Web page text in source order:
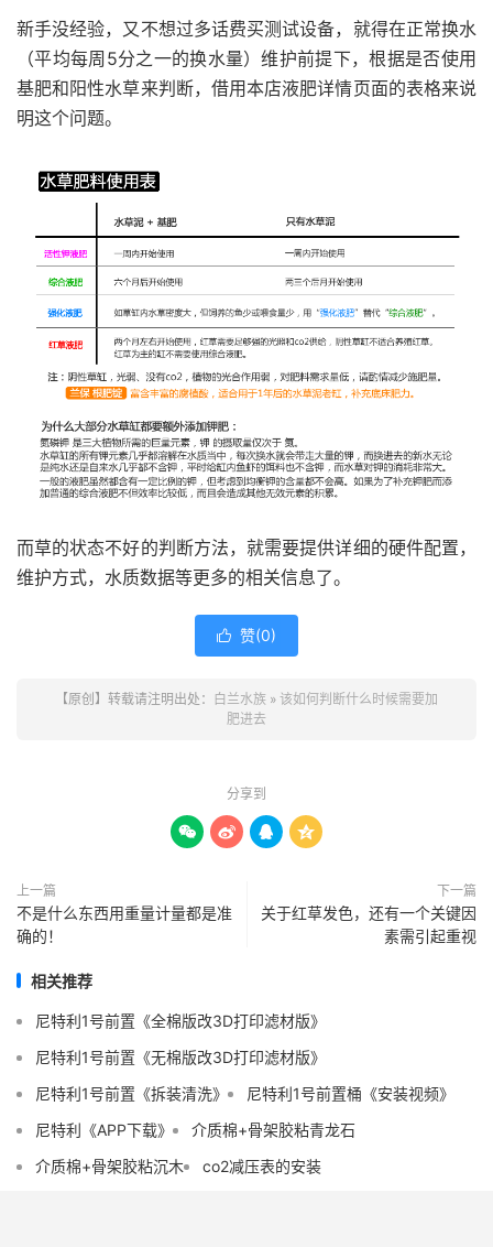
新手没经验，又不想过多话费买测试设备，就得在正常换水
（平均每周5分之一的换水量）维护前提下，根据是否使用
基肥和阳性水草来判断，借用本店液肥详情页面的表格来说
明这个问题。
而草的状态不好的判断方法，就需要提供详细的硬件配置，
维护方式，水质数据等更多的相关信息了。
 赞(0)
【原创】转载请注明出处： 白兰水族 » 该如何判断什么时候需要加
肥进去
分享到
   
上一篇
不是什么东西用重量计量都是准
确的！
下一篇
关于红草发色，还有一个关键因
素需引起重视
相关推荐
尼特利1号前置《全棉版改3D打印滤材版》
尼特利1号前置《无棉版改3D打印滤材版》
尼特利1号前置《拆装清洗》
尼特利1号前置桶《安装视频》
尼特利《APP下载》
介质棉+骨架胶粘青龙石
介质棉+骨架胶粘沉木
co2减压表的安装